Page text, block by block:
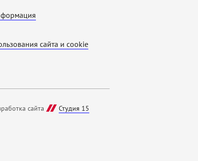
cайта и cookie
сайта Студия 15